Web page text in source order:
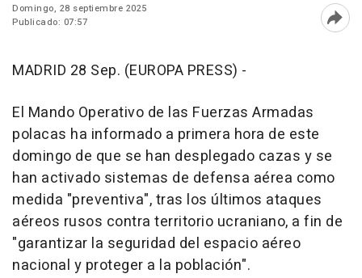
Domingo, 28 septiembre 2025
Publicado: 07:57
MADRID 28 Sep. (EUROPA PRESS) -
El Mando Operativo de las Fuerzas Armadas
polacas ha informado a primera hora de este
domingo de que se han desplegado cazas y se
han activado sistemas de defensa aérea como
medida "preventiva", tras los últimos ataques
aéreos rusos contra territorio ucraniano, a fin de
"garantizar la seguridad del espacio aéreo
nacional y proteger a la población".